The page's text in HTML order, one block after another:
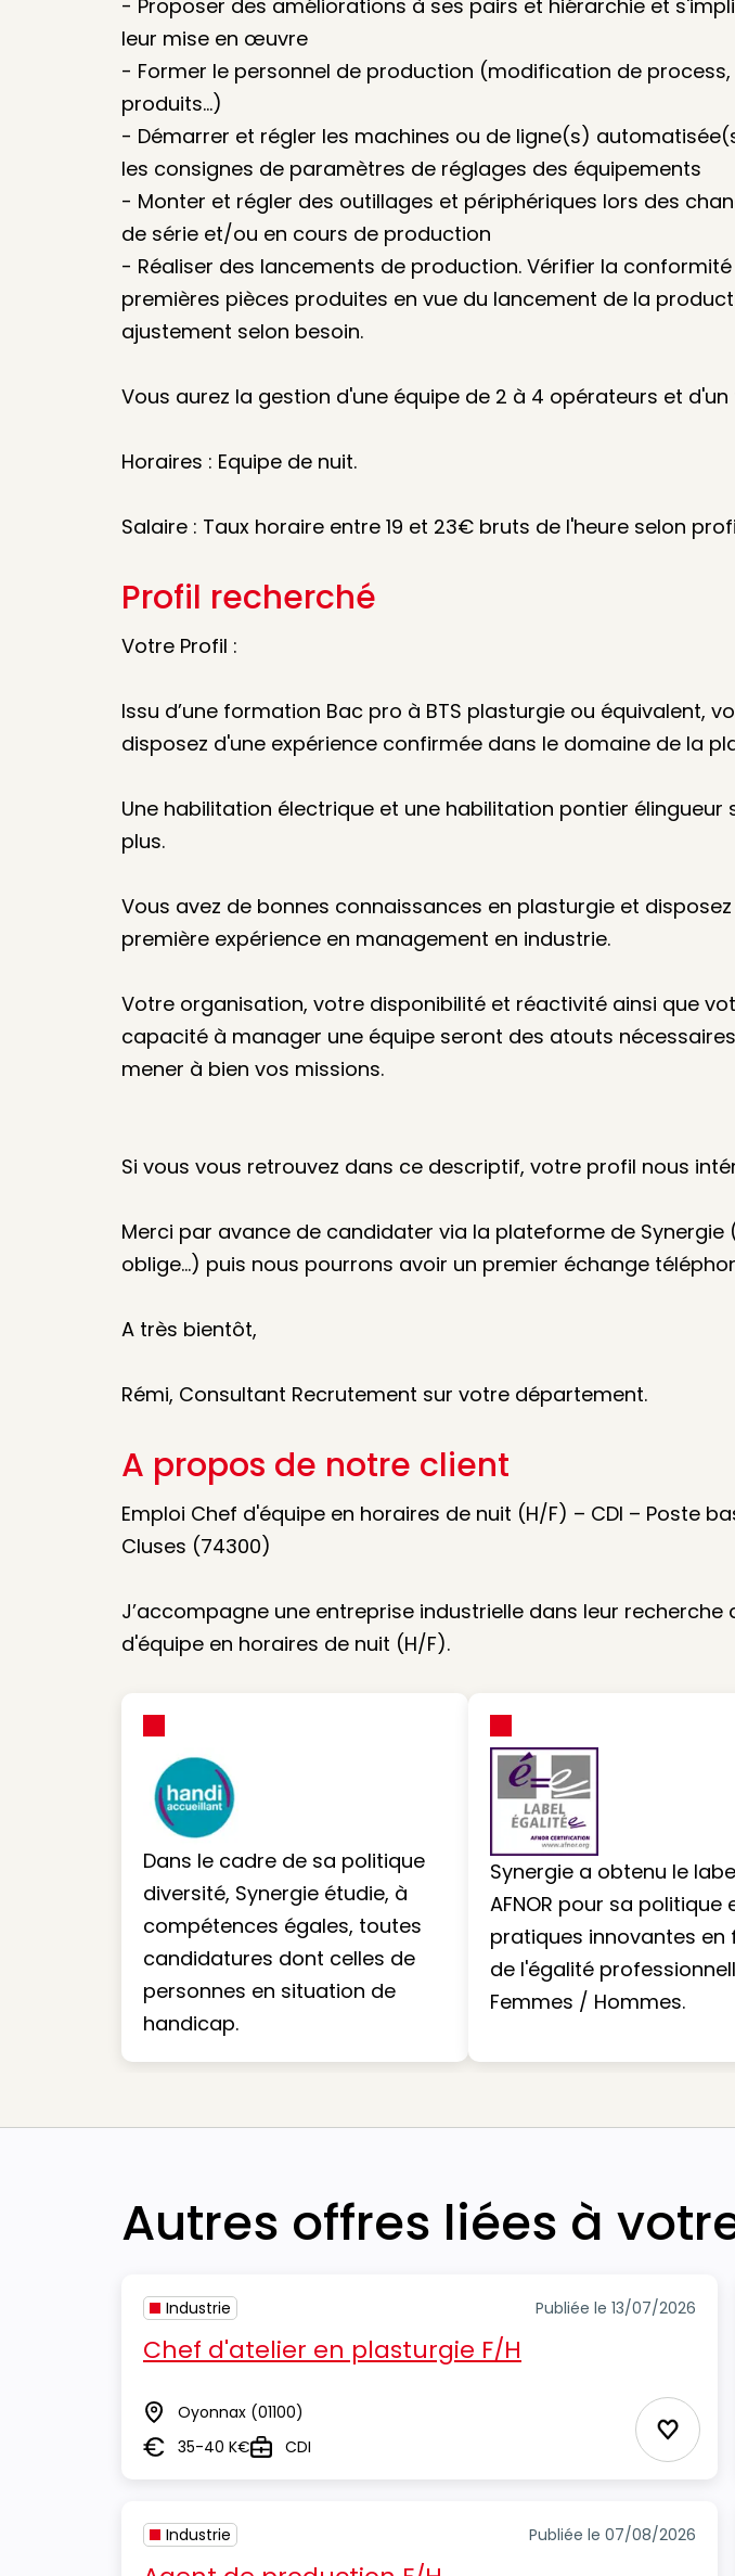
- Proposer des améliorations à ses pairs et hiérarchie et
leur mise en œuvre
- Former le personnel de production (modification de process,
produits...)
- Démarrer et régler les machines ou de ligne(s)
les consignes de paramètres de réglages des équipements
- Monter et régler des outillages et périphériques lors des
de série et/ou en cours de production
- Réaliser des lancements de production. Vérifier la
premières pièces produites en vue du lancement de la
ajustement selon besoin.
Vous aurez la gestion d'une équipe de 2 à 4 opérateurs et d'un
Horaires : Equipe de nuit.
Salaire : Taux horaire entre 19 et 23€ bruts de l'heure selon
Profil recherché
Votre Profil :
Issu d’une formation Bac pro à BTS plasturgie ou équivalent,
disposez d'une expérience confirmée dans le domaine de la
Une habilitation électrique et une habilitation pontier élingueur
plus.
Vous avez de bonnes connaissances en plasturgie et
première expérience en management en industrie.
Votre organisation, votre disponibilité et réactivité ainsi que
capacité à manager une équipe seront des atouts
mener à bien vos missions.
Si vous vous retrouvez dans ce descriptif, votre profil nous
Merci par avance de candidater via la plateforme de Synergie
oblige…) puis nous pourrons avoir un premier échange
A très bientôt,
Rémi, Consultant Recrutement sur votre département.
A propos de notre client
Emploi Chef d'équipe en horaires de nuit (H/F) – CDI – Poste
Cluses (74300)
J’accompagne une entreprise industrielle dans leur recherche
d'équipe en horaires de nuit (H/F).
Dans le cadre de sa politique
diversité, Synergie étudie, à
compétences égales, toutes
candidatures dont celles de
personnes en situation de
handicap.
Synergie a obtenu le
AFNOR pour sa politique
pratiques innovantes en
de l'égalité
Femmes / Hommes.
Autres offres liées à
Industrie Publiée le 13/07/2026
Chef d'atelier en plasturgie F/H
Lieu Oyonnax (01100)
Salaire35-40 K€TypeCDI
Industrie Publiée le 07/08/2026